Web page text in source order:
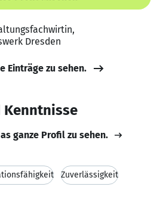
Dresden
Einträge zu sehen.
Kenntnisse
ganze Profil zu sehen.
Zuverlässigkeit